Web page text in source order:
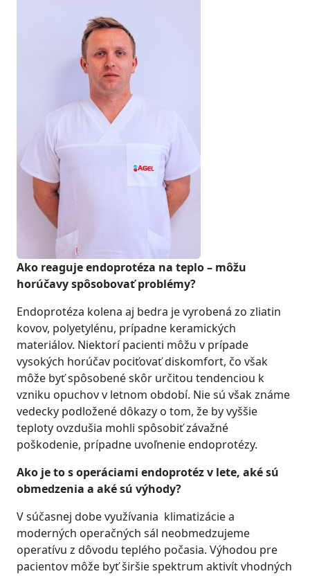
Ako reaguje endoprotéza na teplo – môžu
horúčavy spôsobovať problémy?
Endoprotéza kolena aj bedra je vyrobená zo zliatin
kovov, polyetylénu, prípadne keramických
materiálov. Niektorí pacienti môžu v prípade
vysokých horúčav pociťovať diskomfort, čo však
môže byť spôsobené skôr určitou tendenciou k
vzniku opuchov v letnom období. Nie sú však známe
vedecky podložené dôkazy o tom, že by vyššie
teploty ovzdušia mohli spôsobiť závažné
poškodenie, prípadne uvoľnenie endoprotézy.
Ako je to s operáciami endoprotéz v lete, aké sú
obmedzenia a aké sú výhody?
V súčasnej dobe využívania klimatizácie a
moderných operačných sál neobmedzujeme
operatívu z dôvodu teplého počasia. Výhodou pre
pacientov môže byť širšie spektrum aktivít vhodných